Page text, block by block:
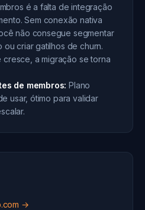
é a falta de integração
Sem conexão nativa
não consegue segmentar
criar gatilhos de churn.
a migração se torna
de membros: Plano
usar, ótimo para validar
→